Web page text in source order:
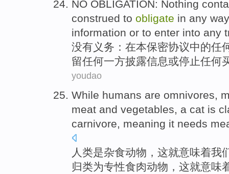
NO OBLIGATION: Nothing
construed to obligate in any way
information or to enter into any
没有义务 ： 在本保密协议中的任
留任何一方披露信息或停止任何
youdao
While humans are omnivores,
meat and vegetables, a cat is
carnivore, meaning it needs
人类是杂食动物 ，这就意味着我
归类为专性食肉动物，这就意味